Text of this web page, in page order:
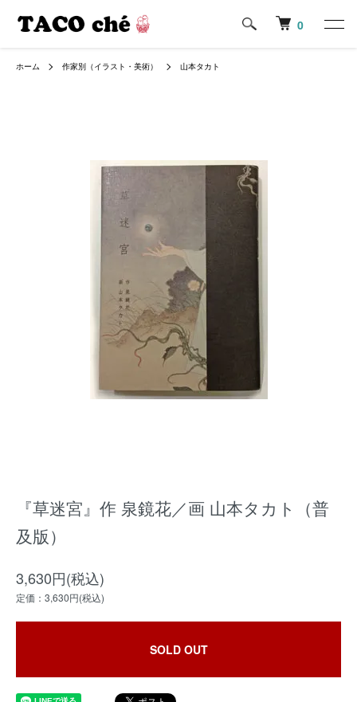
0
ホーム 作家別（イラスト・美術） 山本タカト
『草迷宮』作 泉鏡花／画 山本タカト（普
及版）
3,630円(税込)
定価：3,630円(税込)
SOLD OUT